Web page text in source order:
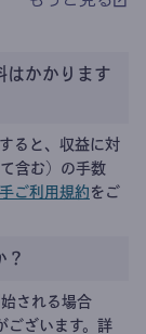
はかかります
ると、収益に対
含む）の手数
ご利用規約 をご
？
される場合
ございます。詳